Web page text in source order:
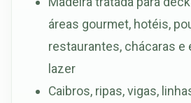
áreas gourmet, hotéis,
restaurantes, chácaras e
lazer
Caibros, ripas, vigas,